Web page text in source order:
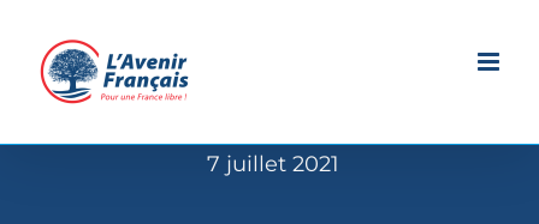
contenu
7 juillet 2021